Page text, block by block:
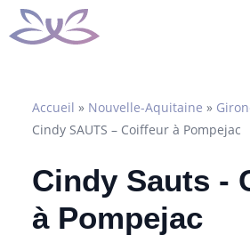
Aller
au
Accueil » Nouvelle-Aquitaine »
Cindy SAUTS – Coiffeur à Pompejac
Cindy Sauts -
à Pompejac